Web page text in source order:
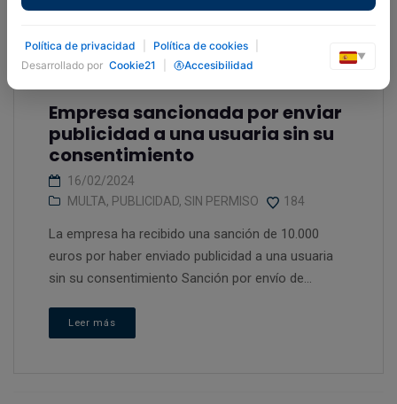
Empresa sancionada por enviar
publicidad a una usuaria sin su
consentimiento
16/02/2024
MULTA, PUBLICIDAD, SIN PERMISO 184
La empresa ha recibido una sanción de 10.000
euros por haber enviado publicidad a una usuaria
sin su consentimiento Sanción por envío de...
Leer más
Política de privacidad Política de cookies
Desarrollado por Cookie21 Accesibilidad
▼